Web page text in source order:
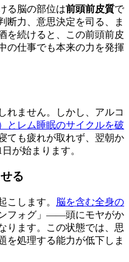
る脳の部位は前頭前皮質で
断力、意思決定を司る、ま
を続けると、この前頭前皮
の仕事でも本来の力を発揮
れません。しかし、アルコ
とレム睡眠のサイクルを破
ても疲れが取れず、翌朝か
日が始まります。
る
こします。
脳を含む全身の
フォグ」——頭にモヤがか
ます。この状態では、思
を処理する能力が低下しま